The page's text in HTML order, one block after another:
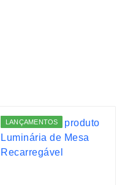
LANÇAMENTOS